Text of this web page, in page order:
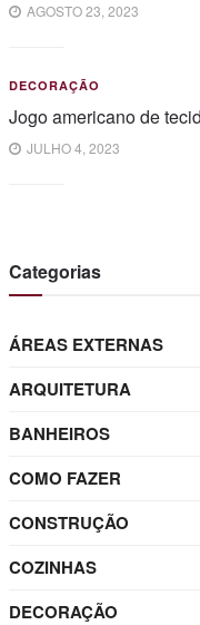
AGOSTO 23, 2023
DECORAÇÃO
Jogo americano de
JULHO 4, 2023
Categorias
ÁREAS EXTERNAS
ARQUITETURA
BANHEIROS
COMO FAZER
CONSTRUÇÃO
COZINHAS
DECORAÇÃO